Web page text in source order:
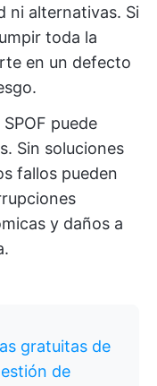
ni alternativas. Si
toda la
en un defecto
puede
Sin soluciones
fallos pueden
y daños a
gratuitas de
de